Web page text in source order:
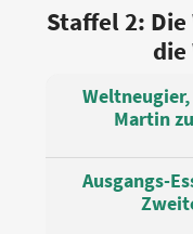
Staffel 2:
die
Martin
Ausgangs-